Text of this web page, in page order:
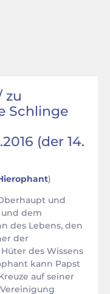
zu
Schlinge
(der 14.
)
und
dem
des Lebens, den
der
des Wissens
kann Papst
auf seiner